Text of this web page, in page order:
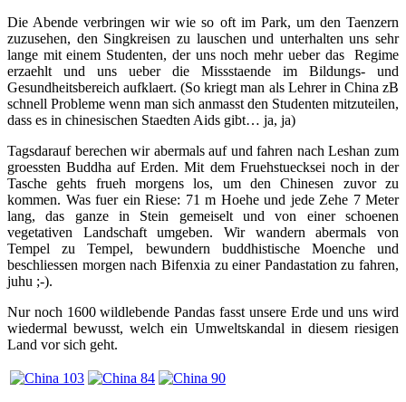
Die Abende verbringen wir wie so oft im Park, um den Taenzern
zuzusehen, den Singkreisen zu lauschen und unterhalten uns sehr
lange mit einem Studenten, der uns noch mehr ueber das Regime
erzaehlt und uns ueber die Missstaende im Bildungs- und
Gesundheitsbereich aufklaert. (So kriegt man als Lehrer in China zB
schnell Probleme wenn man sich anmasst den Studenten mitzuteilen,
dass es in chinesischen Staedten Aids gibt… ja, ja)
Tagsdarauf berechen wir abermals auf und fahren nach Leshan zum
groessten Buddha auf Erden. Mit dem Fruehstuecksei noch in der
Tasche gehts frueh morgens los, um den Chinesen zuvor zu
kommen. Was fuer ein Riese: 71 m Hoehe und jede Zehe 7 Meter
lang, das ganze in Stein gemeiselt und von einer schoenen
vegetativen Landschaft umgeben. Wir wandern abermals von
Tempel zu Tempel, bewundern buddhistische Moenche und
beschliessen morgen nach Bifenxia zu einer Pandastation zu fahren,
juhu ;-).
Nur noch 1600 wildlebende Pandas fasst unsere Erde und uns wird
wiedermal bewusst, welch ein Umweltskandal in diesem riesigen
Land vor sich geht.